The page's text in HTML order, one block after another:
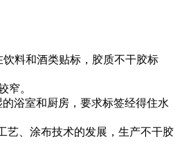
料和酒类贴标，胶质不干胶标
窄。
浴室和厨房，要求标签经得住水
艺、涂布技术的发展，生产不干胶